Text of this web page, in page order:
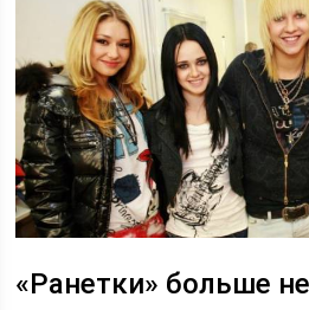
«Ранетки» больше